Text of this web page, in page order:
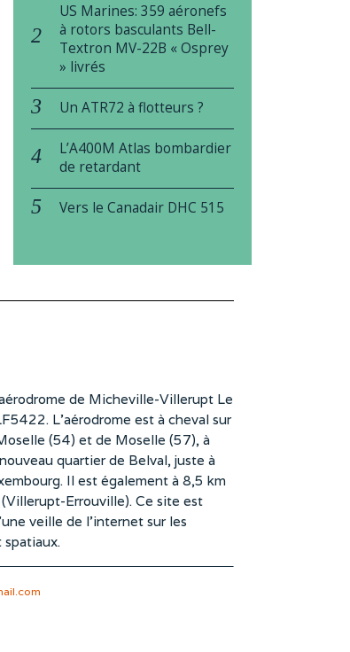
US Marines: 359 aéronefs
à rotors basculants Bell-
Textron MV-22B « Osprey
» livrés
Un ATR72 à flotteurs ?
L’A400M Atlas bombardier
de retardant
Vers le Canadair DHC 515
de Micheville-Villerupt Le
L’aérodrome est à cheval sur
(54) et de Moselle (57), à
quartier de Belval, juste à
Il est également à 8,5 km
Errouville). Ce site est
veille de l’internet sur les